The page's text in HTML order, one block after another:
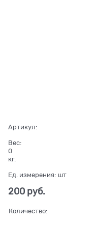
Артикул:
Вес:
0
кг.
Ед. измерения: шт
200 руб.
Количество: